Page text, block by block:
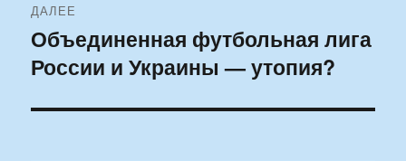
ДАЛЕЕ
Следующая
запись:
Объединенная футбольная лига
России и Украины — утопия?